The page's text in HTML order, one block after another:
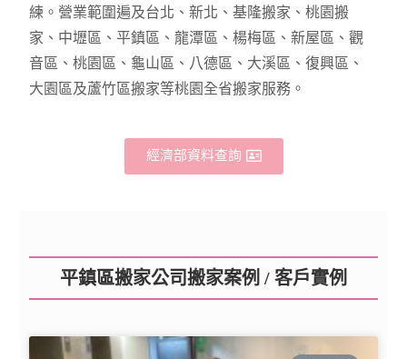
練。營業範圍遍及台北、新北、基隆搬家、桃園搬
家、中壢區、平鎮區、龍潭區、楊梅區、新屋區、觀
音區、桃園區、龜山區、八德區、大溪區、復興區、
大園區及蘆竹區搬家等桃園全省搬家服務。
經濟部資料查詢
平鎮區搬家公司搬家案例 / 客戶實例